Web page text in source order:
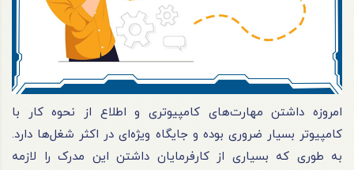
امروزه داشتن مهارت‌های کامپیوتری و اطلاع از نحوه کار با
کامپیوتر بسیار ضروری بوده و جایگاه ویژه‌ای در اکثر شغل‌ها دارد.
به طوری که بسیاری از کارفرمایان داشتن این مدرک را لازمه